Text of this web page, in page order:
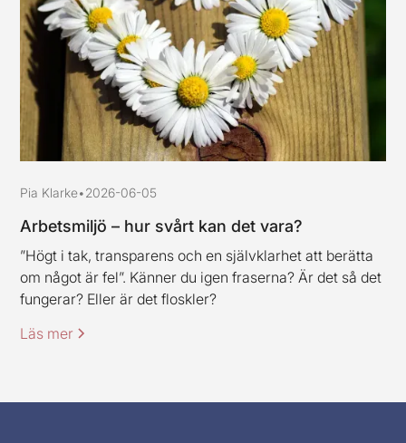
Pia Klarke•2026-06-05
Arbetsmiljö – hur svårt kan det vara?
”Högt i tak, transparens och en självklarhet att berätta
om något är fel”. Känner du igen fraserna? Är det så det
fungerar? Eller är det floskler?
Läs mer